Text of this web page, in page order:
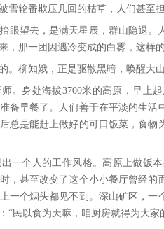
雪轮番欺压几回的枯草，人们甚至
眼望去，是满天星辰，群山隐退。
，那一团因遇冷变成的白雾，这样
。柳知娥，正是驱散黑暗，唤醒大山
。身处海拔3700米的高原，早上
备早餐了。人们善于在平淡的生
总是能赶上做好的可口饭菜，食
一个人的工作风格。高原上做饭
，甚至改变了这个小小餐厅曾经
一个烟头都见不到。深山矿区，
“民以食为天嘛，咱厨房就得为大家